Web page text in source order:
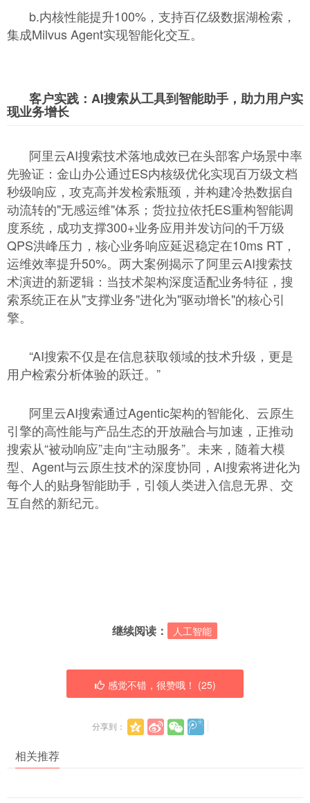
b.内核性能提升100%，支持百亿级数据湖检索，
集成Milvus Agent实现智能化交互。
客户实践：AI搜索从工具到智能助手，助力用户实
现业务增长
阿里云AI搜索技术落地成效已在头部客户场景中率
先验证：金山办公通过ES内核级优化实现百万级文档
秒级响应，攻克高并发检索瓶颈，并构建冷热数据自
动流转的"无感运维"体系；货拉拉依托ES重构智能调
度系统，成功支撑300+业务应用并发访问的千万级
QPS洪峰压力，核心业务响应延迟稳定在10ms RT，
运维效率提升50%。两大案例揭示了阿里云AI搜索技
术演进的新逻辑：当技术架构深度适配业务特征，搜
索系统正在从"支撑业务"进化为"驱动增长"的核心引
擎。
“AI搜索不仅是在信息获取领域的技术升级，更是
用户检索分析体验的跃迁。”
阿里云AI搜索通过Agentic架构的智能化、云原生
引擎的高性能与产品生态的开放融合与加速，正推动
搜索从“被动响应”走向“主动服务”。未来，随着大模
型、Agent与云原生技术的深度协同，AI搜索将进化为
每个人的贴身智能助手，引领人类进入信息无界、交
互自然的新纪元。
继续阅读： 人工智能
感觉不错，很赞哦！ (25)
分享到：
相关推荐